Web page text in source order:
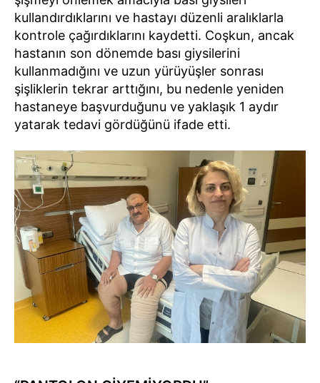
kullandırdıklarını ve hastayı düzenli aralıklarla
kontrole çağırdıklarını kaydetti. Coşkun, ancak
hastanın son dönemde bası giysilerini
kullanmadığını ve uzun yürüyüşler sonrası
şişliklerin tekrar arttığını, bu nedenle yeniden
hastaneye başvurduğunu ve yaklaşık 1 aydır
yatarak tedavi gördüğünü ifade etti.